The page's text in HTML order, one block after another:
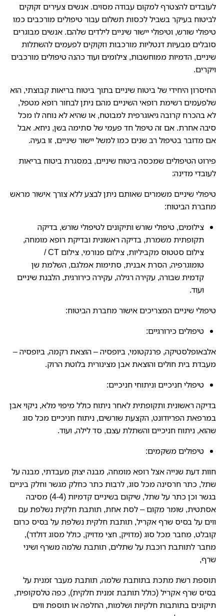
לעובדים להצטרף למקום עבודה מסוים. אנשים צעירים זקוקים
לביטוח בעיקר בשביל לכסות תשלום עבור טיפולים מורכבים כמו
טיפולי שורש, וטיפולי יישור שיניים לילדים שלהם. אנשים מבוגרים
סובלים מבעיות דנטליות מורכבות וזקוקים לפעמים להשתלות
שיניים, הדמיות ממוחשבות, צילומים ועוד כהנה טיפולים מורכבים
ויקרים.
החיסרון היחידי של ביטוח שיניים בתוך ביטוח בריאות קבוצתי, הוא
שלפעמים רשימת רופאי השיניים מהם ניתן לבחור רופא מטפל,
לא בהכרח קרובה גיאוגרפית למבוטח, או שהיא לא נוחה לו מכל
סיבה אחרת. אם זה טיפול חד פעמי של סתימה בשן, ניחא. אבל
אם מדובר בטיפול רב שנים כמו למשל יישור שיניים, זו בעיה.
פירוט הטיפולים שמכסה ביטוח שיניים, במסגרת ביטוח בריאות
לעובדי מדינה:
טיפולי שיניים משמרים שאותם ניתן לבצע ללא צורך אישור מראש
מחברת הביטוח:
צילומים, טיפולי שורש ותיקונים לטיפולי שורש, בדיקה
תקופתית משמרת, בדיקה ראשונית ובדיקת רופא מומחה,
צילום סטטוס מקביליות, צילום פנורמי, צילום CT /
טומוגרפיה, הסרת אבנית, סתימות אמלגם, השלמת שן
קדמית שבורה, עקירה רגילה, עקירה כירורגית, הלבנת שיניים
ועוד.
טיפולי שיניים המצריכים אישור מחברת הביטוח:
טיפולים כירורגיים:
אלבאופלסטיקה, פרנקטומי, ביופסיה – הוצאת רקמה, ביופסיה –
מעבדת בית חולים והוצאת אבן מצינורית בלוטת הרוק.
טיפולי חניכיים וניתוחי חניכיים:
בדיקה ראשונית ותקופתית לאחר ניתוח כולל מיפוי מלא, ניקוי אבן
במרפאת הפריודונט, הקצעת שורשים, ניתוח חניכיים מכל סוג
שהוא, ניתוח חניכיים והשתלת עצם, סד לילה, ועוד.
טיפולים משקמים:
חוות דעת שנייה אצל רופא מומחה, מבנה יצוק מעבדתי, מבנה על
שתל, כתר חרסינה מכל סוג, לרבות כתר כחלק מגשר וחלק ביניים
בגשר וכן כתר על שתל, שיקום בשיניים קדמיות (4-4) מסיבה
אסתטית, שומר מקום – לסת אחת, תותבת חלקית נשלפת עם
ווים על בסיס שרף אקריל, תותבת חלקית נשלפת על בסיס כרום
קובלט, מחבר מכל סוג (מדויק, חצי מדויק, כולל מסוג דולדר),
מחבר לתותבת רוכבת על שתלים, תותבת שלמה משרף ושיני
שרף,
תוספת רשת מתכת בתותבת שלמה, תותבת מעבר זמנית על
בסיס שרף אקריל (כולל תותבת זמנית חלקית), כפה טלסקופית,
תיקונים בתותבות חלקיות ושלמות, החלפה או תוספת ווים